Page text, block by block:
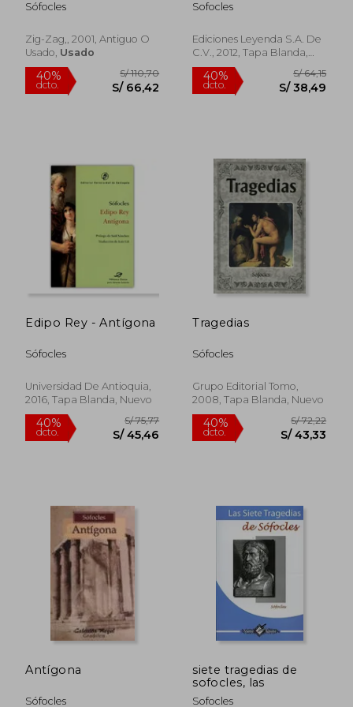
40%
dcto.
55%
dcto.
40% 50%
Sófocles
Zig-Zag,, 2001, Antiguo O
Usado, Usado
Sofocles
Ediciones Leyenda S.A. De
C.V., 2012, Tapa Blanda,
Nuevo
Edipo Rey - Antígona
Sófocles
Universidad De Antioquia,
2016, Tapa Blanda, Nuevo
Tragedias
Sófocles
Grupo Editorial Tomo,
2008, Tapa Blanda, Nuevo
Antígona
Sófocles
siete tragedias de
sofocles, las
Sofocles